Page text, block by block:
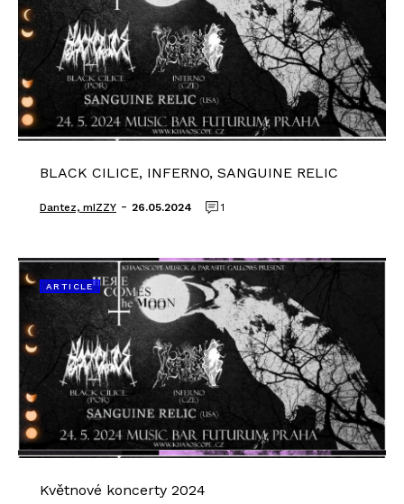
BLACK CILICE, INFERNO, SANGUINE RELIC
Dantez, mIZZY - 26.05.2024 1
ARTICLE
Květnové koncerty 2024